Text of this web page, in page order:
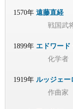
1570年 遠藤直経
戦国武
1899年 エドワード
化学者
1919年 ルッジェー
作曲家